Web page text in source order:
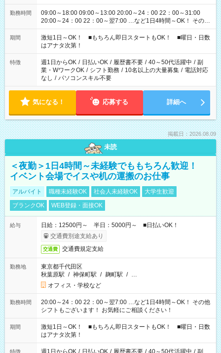
勤務時間
09:00～18:00 09:00～13:00 20:00～24：00 22：00～31:00
20:00～24：00 22：00～翌7:00 …など1日4時間～OK！ その他
シフトもございます！ お気軽にご相談ください！
期間
激短1日～OK！ ■もちろん即日スタートもOK！ ■曜日・日数
はアナタ次第！
特徴 週1日からOK / 日払いOK / 履歴書不要 / 40～50代活躍中 / 副
業・WワークOK / シフト勤務 / 10名以上の大量募集 / 電話対応
なし / パソコンスキル不要
気になる！ 応募する 詳細へ
掲載日：2026.08.09
未読
＜夜勤＞1日4時間～未経験でももちろん歓迎！
イベント会場でイスや机の運搬のお仕事
アルバイト 職種未経験OK 社会人未経験OK
大学生歓迎
ブランクOK
WEB登録・面接OK
給与
日給：12500円～ 半日：5000円～ ■日払いOK！
交通費別途支給あり
交通費 交通費規定支給
勤務地
東京都千代田区
秋葉原駅 / 神保町駅 / 麹町駅 / …
オフィス・学校など
勤務時間
20:00～24：00 22：00～翌7:00 …など1日4時間～OK！ その他
シフトもございます！ お気軽にご相談ください！
期間
激短1日～OK！ ■もちろん即日スタートもOK！ ■曜日・日数
はアナタ次第！
特徴 週1日からOK / 日払いOK / 履歴書不要 / 40～50代活躍中 / 副